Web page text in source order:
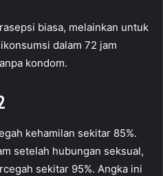
biasa, melainkan untuk
dalam 72 jam
kondom.
kehamilan sekitar 85%.
setelah hubungan seksual,
sekitar 95%. Angka ini